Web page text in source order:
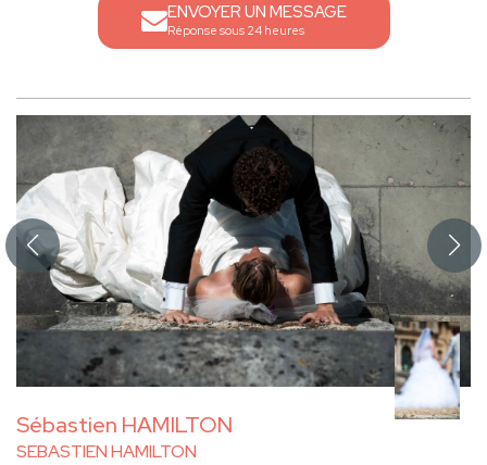
ENVOYER UN MESSAGE
Réponse sous 24 heures
Sébastien HAMILTON
SEBASTIEN HAMILTON